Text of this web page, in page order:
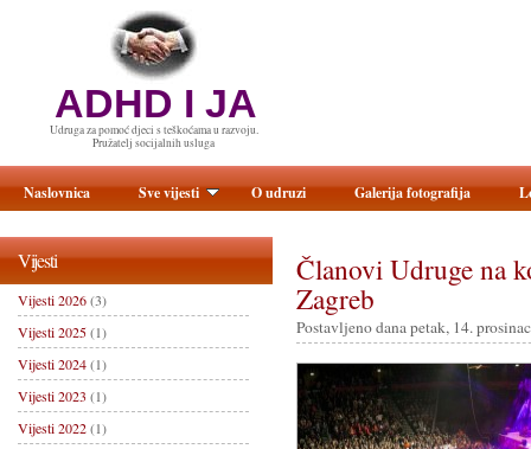
ADHD I JA
Udruga za pomoć djeci s teškoćama u razvoju.
Pružatelj socijalnih usluga
Članovi Udruge na
Zagreb
Postavljeno dana petak, 14.
Vijesti
Vijesti 2026(3)
Vijesti 2025(1)
Vijesti 2024(1)
Vijesti 2023 (1)
Vijesti 2022(1)
Naslovnica Sve vijesti O udruzi Galerija fotografija